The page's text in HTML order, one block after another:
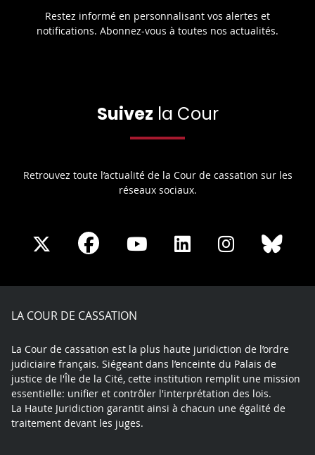
Restez informé en personnalisant vos alertes et
notifications. Abonnez-vous à toutes nos actualités.
Suivez la Cour
Retrouvez toute l’actualité de la Cour de cassation sur les
réseaux sociaux.
Share
X
Share
Facebook
Share
Youtube
Share
LinkedIn
Share
Instagram
LA COUR DE CASSATION
La Cour de cassation est la plus haute juridiction de l’ordre
judiciaire français. Siégeant dans l’enceinte du Palais de
justice de l'Île de la Cité, cette institution remplit une mission
essentielle: unifier et contrôler l'interprétation des lois.
La Haute Juridiction garantit ainsi à chacun une égalité de
traitement devant les juges.